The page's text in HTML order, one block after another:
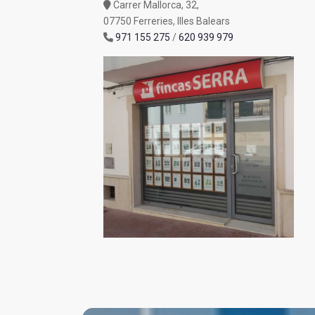
Carrer Mallorca, 32,
07750 Ferreries, Illes Balears
971 155 275 /620 939 979